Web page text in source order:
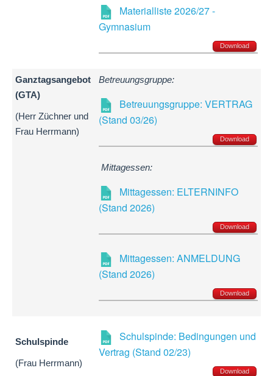
Materialliste 2026/27 -
Gymnasium
Download
Ganztagsangebot
(GTA)
(Herr Züchner und
Frau Herrmann)
Betreuungsgruppe:
Betreuungsgruppe: VERTRAG
(Stand 03/26)
Download
Mittagessen:
Mittagessen: ELTERNINFO
(Stand 2026)
Download
Mittagessen: ANMELDUNG
(Stand 2026)
Download
Schulspinde
(Frau Herrmann)
Schulspinde: Bedingungen und
Vertrag (Stand 02/23)
Download